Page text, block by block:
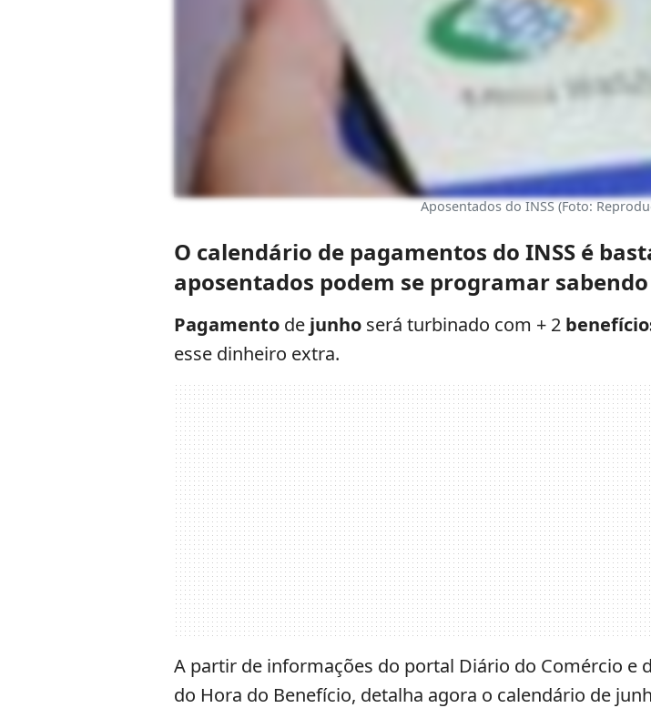
Aposentados do INSS (Foto:
O calendário de pagamentos do INSS é
aposentados podem se programar
Pagamento de junho será turbinado com + 2
esse dinheiro extra.
A partir de informações do portal Diário do Comércio e
do Hora do Benefício, detalha agora o calendário de